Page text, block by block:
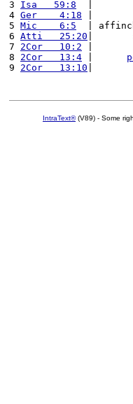
3 Isa   59:8
|
4 Ger    4:18 |
5 Mic    6:5
|
6 Atti   25:20 |
7 2Cor   10:2 |
8 2Cor   13:4
9 2Cor   13:10
IntraText®(V89) - Some